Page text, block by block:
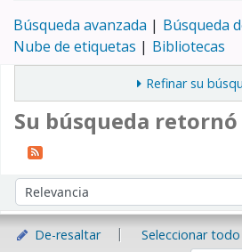
Búsqueda avanzada
Búsqueda
Nube de etiquetas
Bibliotecas
Refinar su
Su búsqueda
Ordenar por:
De-resaltar Seleccionar todo